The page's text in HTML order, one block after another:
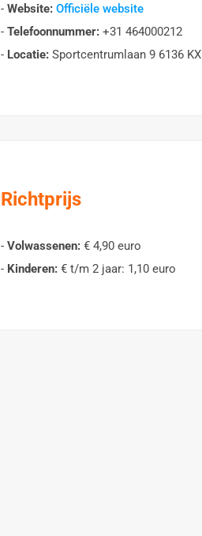
- Website: Officiële website
- Telefoonnummer: +31 464000212
- Locatie: Sportcentrumlaan 9 6136 KX
Richtprijs
- Volwassenen: € 4,90 euro
- Kinderen: € t/m 2 jaar: 1,10 euro